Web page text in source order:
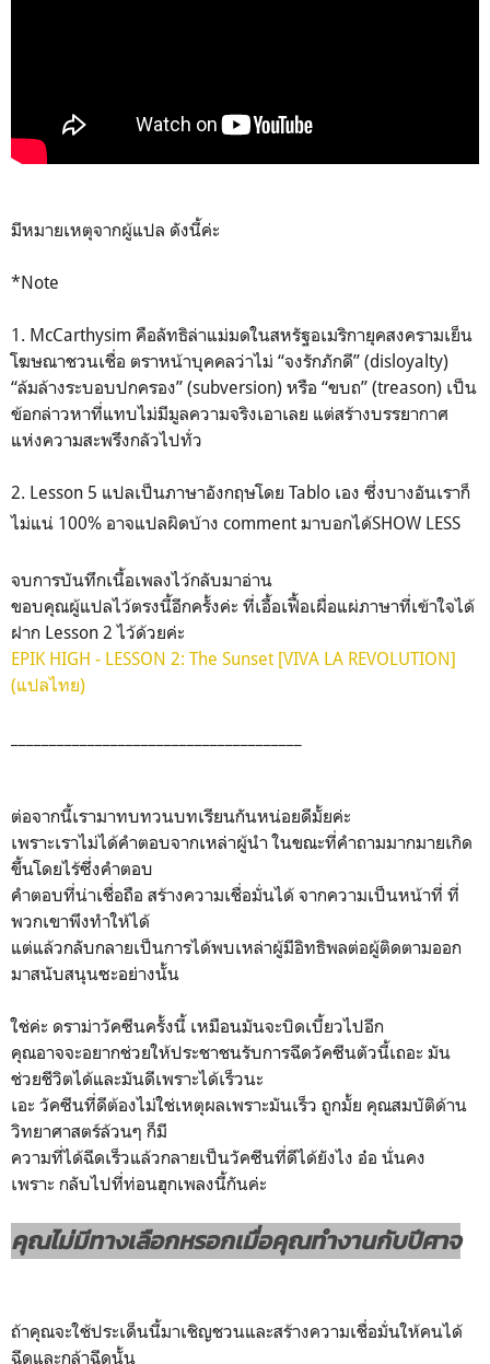
มีหมายเหตุจากผู้แปล ดังนี้ค่ะ
*Note
1. McCarthysim คือลัทธิล่าแม่มดในสหรัฐอเมริกายุคสงครามเย็น
โฆษณาชวนเชื่อ ตราหน้าบุคคลว่าไม่ “จงรักภักดี” (disloyalty)
“ล้มล้างระบอบปกครอง” (subversion) หรือ “ขบถ” (treason) เป็น
ข้อกล่าวหาที่แทบไม่มีมูลความจริงเอาเลย แต่สร้างบรรยากาศ
แห่งความสะพรึงกลัวไปทั่ว
2. Lesson 5 แปลเป็นภาษาอังกฤษโดย Tablo เอง ซึ่งบางอันเราก็
ไม่แน่ 100% อาจแปลผิดบ้าง comment มาบอกได้SHOW LESS
จบการบันทึกเนื้อเพลงไว้กลับมาอ่าน
ขอบคุณผู้แปลไว้ตรงนี้อีกครั้งค่ะ ที่เอื้อเฟื้อเผื่อแผ่ภาษาที่เข้าใจได้
ฝาก Lesson 2 ไว้ด้วยค่ะ
EPIK HIGH - LESSON 2: The Sunset [VIVA LA REVOLUTION]
(แปลไทย)
ต่อจากนี้เรามาทบทวนบทเรียนกันหน่อยดีมั้ยค่ะ
เพราะเราไม่ได้คำตอบจากเหล่าผู้นำ ในขณะที่คำถามมากมายเกิด
ขึ้นโดยไร้ซึ่งคำตอบ
คำตอบที่น่าเชื่อถือ สร้างความเชื่อมั่นได้ จากความเป็นหน้าที่ ที่
พวกเขาพึงทำให้ได้
แต่แล้วกลับกลายเป็นการได้พบเหล่าผู้มีอิทธิพลต่อผู้ติดตามออก
มาสนับสนุนซะอย่างนั้น
ใช่ค่ะ ดราม่าวัคซีนครั้งนี้ เหมือนมันจะบิดเบี้ยวไปอีก
คุณอาจจะอยากช่วยให้ประชาชนรับการฉีดวัคซีนตัวนี้เถอะ มัน
ช่วยชีวิตได้และมันดีเพราะได้เร็วนะ
เอะ วัคซีนที่ดีต้องไม่ใช่เหตุผลเพราะมันเร็ว ถูกมั้ย คุณสมบัติด้าน
วิทยาศาสตร์ล้วนๆ ก็มี
ความที่ได้ฉีดเร็วแล้วกลายเป็นวัคซีนที่ดีได้ยังไง อ๋อ นั่นคง
เพราะ กลับไปที่ท่อนฮุกเพลงนี้กันค่ะ
คุณไม่มีทางเลือกหรอกเมื่อคุณทำงานกับปีศาจ
ถ้าคุณจะใช้ประเด็นนี้มาเชิญชวนและสร้างความเชื่อมั่นให้คนได้
ฉีดและกล้าฉีดนั้น